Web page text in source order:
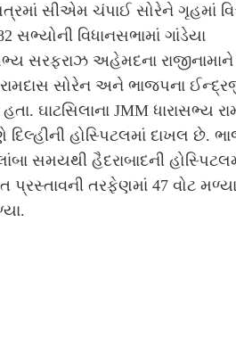
સીએમ ચંપાઈ સોરેને ગૃહમાં
સભ્યોની વિધાનસભામાં ગાંડેયા
સરફરાઝ અહેમદના રાજીનામાને
સોરેન અને ભાજપના
ઘાટસિલાના JMM ધારાસભ્ય
હોસ્પિટલમાં દાખલ છે.
સમયથી હૈદરાબાદની
પ્રસ્તાવની તરફેણમાં 47 વોટ